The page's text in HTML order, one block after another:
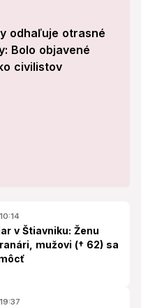
odhaľuje otrasné
Bolo objavené
civilistov
v Štiavniku: Ženu
mužovi († 62) sa